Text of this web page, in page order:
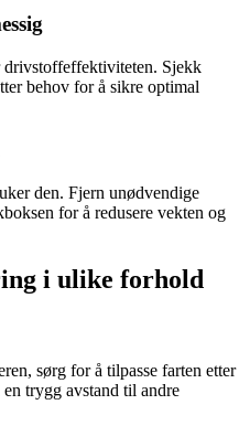
Sjekk
behov for å sikre optimal
den. Fjern unødvendige
for å redusere vekten og
i ulike forhold
sørg for å tilpasse farten etter
trygg avstand til andre